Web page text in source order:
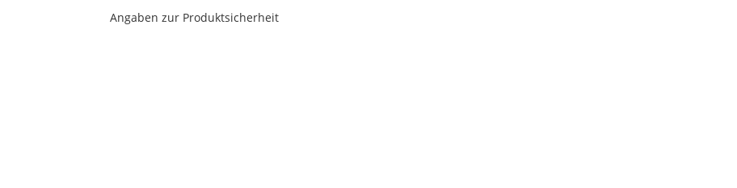
Angaben zur Produktsicherheit